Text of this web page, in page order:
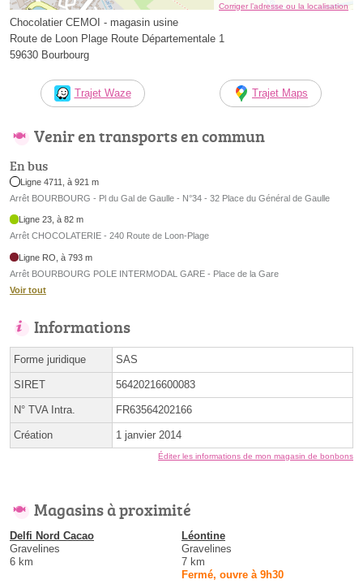
Corriger l’adresse ou la localisation
Chocolatier CEMOI - magasin usine
Route de Loon Plage Route Départementale 1
59630 Bourbourg
Trajet Waze Trajet Maps
Venir en transports en commun
En bus
Ligne 4711, à 921 m
Arrêt BOURBOURG - Pl du Gal de Gaulle - N°34 - 32 Place du Général de Gaulle
Ligne 23, à 82 m
Arrêt CHOCOLATERIE - 240 Route de Loon-Plage
Ligne RO, à 793 m
Arrêt BOURBOURG POLE INTERMODAL GARE - Place de la Gare
Voir tout
Informations
Forme juridique SAS
SIRET 56420216600083
N° TVA Intra. FR63564202166
Création 1 janvier 2014
Éditer les informations de mon magasin de bonbons
Magasins à proximité
Delfi Nord Cacao
Gravelines
6 km
Léontine
Gravelines
7 km
Fermé, ouvre à 9h30